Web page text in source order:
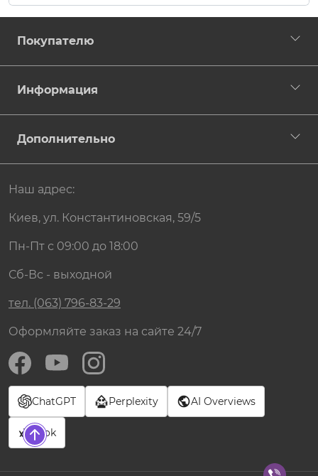
Покупателю
Информация
Дополнительно
Наш адрес:
Киев, ул. Константиновская, 59/5
Пн-Пт с 09:00 до 18:00
Сб-Вс - выходной
тел. (063) 796-83-29
Оформляйте заказ на сайте 24/7
ChatGPT Perplexity AI Overviews
Grok